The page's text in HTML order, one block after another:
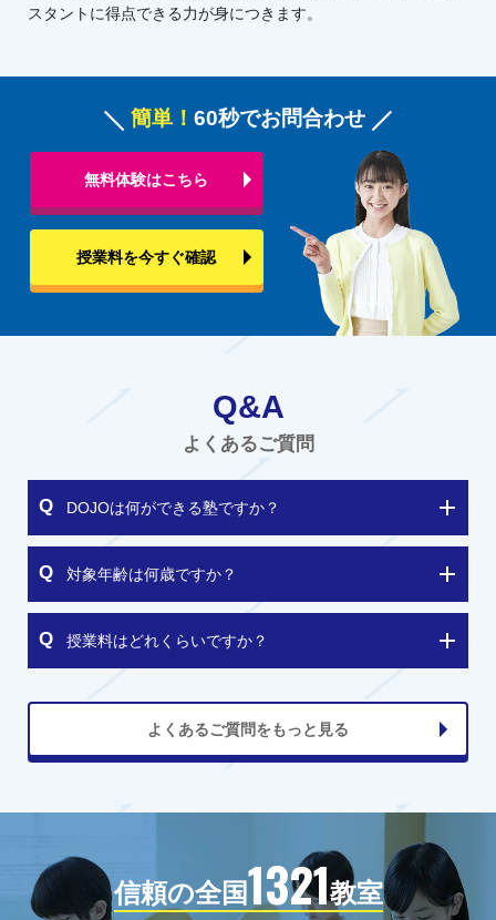
スタントに得点できる力が身につきます。
簡単！ 60秒でお問合わせ
無料体験はこちら
授業料を今すぐ確認
Q&A
よくあるご質問
DOJOは何ができる塾ですか？
対象年齢は何歳ですか？
授業料はどれくらいですか？
よくあるご質問をもっと見る
信頼の全国1321教室